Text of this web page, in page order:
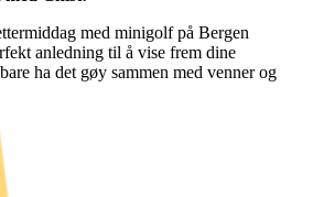
med minigolf på Bergen
anledning til å vise frem dine
ha det gøy sammen med venner og